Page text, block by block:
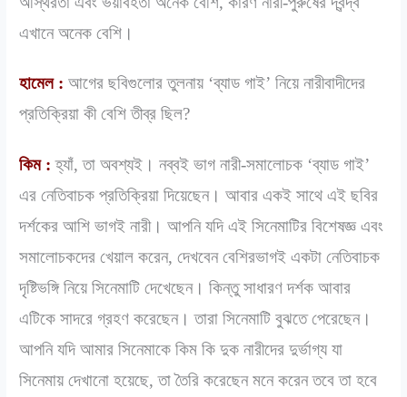
এখানে অনেক বেশি।
হামেল : আগের ছবিগুলোর তুলনায় ‘ব্যাড গাই’ নিয়ে নারীবাদীদের
প্রতিক্রিয়া কী বেশি তীব্র ছিল?
কিম : হ্যাঁ, তা অবশ্যই। নব্বই ভাগ নারী-সমালোচক ‘ব্যাড গাই’
এর নেতিবাচক প্রতিক্রিয়া দিয়েছেন। আবার একই সাথে এই ছবির
দর্শকের আশি ভাগই নারী। আপনি যদি এই সিনেমাটির বিশেষজ্ঞ এবং
সমালোচকদের খেয়াল করেন, দেখবেন বেশিরভাগই একটা নেতিবাচক
দৃষ্টিভঙ্গি নিয়ে সিনেমাটি দেখেছেন। কিন্তু সাধারণ দর্শক আবার
এটিকে সাদরে গ্রহণ করেছেন। তারা সিনেমাটি বুঝতে পেরেছেন।
আপনি যদি আমার সিনেমাকে কিম কি দুক নারীদের দুর্ভাগ্য যা
সিনেমায় দেখানো হয়েছে, তা তৈরি করেছেন মনে করেন তবে তা হবে